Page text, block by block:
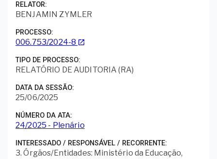
RELATOR
BENJAMIN ZYMLER
PROCESSO
006.753/2024-8 launch
TIPO DE PROCESSO
RELATÓRIO DE AUDITORIA (RA)
DATA DA SESSÃO
25/06/2025
NÚMERO DA ATA
24/2025 - Plenário
INTERESSADO / RESPONSÁVEL / RECORRENTE
3. Órgãos/Entidades: Ministério da Educação,